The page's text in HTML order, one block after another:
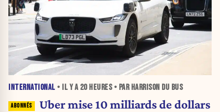
INTERNATIONAL • IL Y A 20 HEURES• PAR HARRISON DU BUS
Uber mise 10 milliards de dollars